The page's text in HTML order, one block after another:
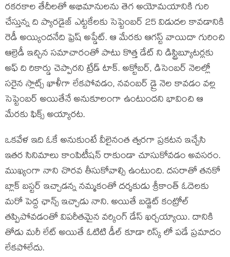
రకరకాల తేదీలతో అభిమానులను తెగ అయోమయానికి గురి
చేస్తున్న ది ప్యారడైజ్ ఎట్టకేలకు సెప్టెంబర్ 25 విడుదల కావడానికి
రెడీ అయ్యిందనేది ఫ్రెష్ అప్డేట్. ఆ మేరకు ఆగస్ట్ వాయిదా గురించి
ఆల్రెడీ ఇచ్చిన సమాచారంతో పాటు కొత్త డేట్ ని డిస్ట్రిబ్యూటర్లకు
అఫ్ ది రికార్డు చెప్పారని ట్రేడ్ టాక్. అక్టోబర్, డిసెంబర్ నెలల్లో
సరైన స్లాట్స్ ఖాళీగా లేకపోవడం, నవంబర్ డ్రై నెల కావడం వల్ల
సెప్టెంబర్ అయితేనే అనుకూలంగా ఉంటుందని భావించి ఆ
మేరకు ఫిక్స్ అయ్యారట.
ఒకవేళ ఇది ఓకే అనుకుంటే వీలైనంత త్వరగా ప్రకటన ఇచ్చేసి
ఇతర సినిమాలు కాంపిటీషన్ రాకుండా చూసుకోవడం అవసరం.
ముఖ్యంగా నాని చొరవ తీసుకోవాల్సి ఉంటుంది. దసరాతో తనకో
బ్లాక్ బస్టర్ ఇచ్చాడన్న నమ్మకంతో దర్శకుడు శ్రీకాంత్ ఓదెలకు
మరో పెద్ద ఛాన్స్ ఇచ్చాడు నాని. అయితే బడ్జెట్ కంట్రోల్
తప్పిపోవడంతో విపరీతమైన వర్కింగ్ డేస్ ఖర్చయ్యాయి. దానికి
తోడు మరీ లేట్ అయితే ఓటిటి డీల్ కూడా రిస్క్ లో పడే ప్రమాదం
లేకపోలేదు.